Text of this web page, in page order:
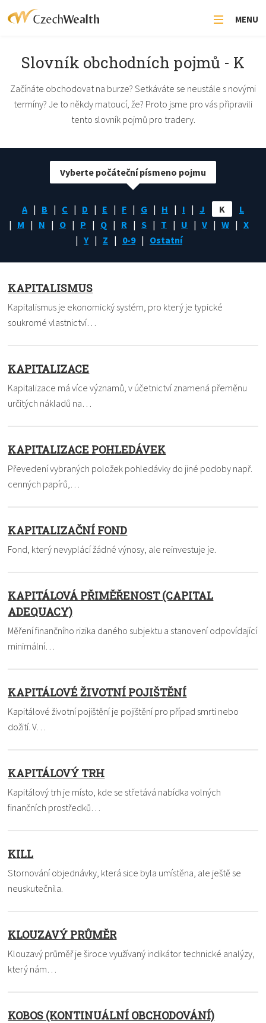
MENU
Slovník obchodních pojmů - K
Začínáte obchodovat na burze? Setkáváte se neustále s novými
termíny? Je to někdy matoucí, že? Proto jsme pro vás připravili
tento slovník pojmů pro tradery.
A B C D E F G H I J K
L
M
N O P Q R S T U V W
X
Y
Z 0-9 Ostatní
Vyberte počáteční písmeno pojmu
KAPITALISMUS
Kapitalismus je ekonomický systém, pro který je typické
soukromé vlastnictví…
KAPITALIZACE
Kapitalizace má více významů, v účetnictví znamená přeměnu
určitých nákladů na…
KAPITALIZACE POHLEDÁVEK
Převedení vybraných položek pohledávky do jiné podoby např.
cenných papírů,…
KAPITALIZAČNÍ FOND
Fond, který nevyplácí žádné výnosy, ale reinvestuje je.
KAPITÁLOVÁ PŘIMĚŘENOST (CAPITAL
ADEQUACY)
Měření finančního rizika daného subjektu a stanovení odpovídající
minimální…
KAPITÁLOVÉ ŽIVOTNÍ POJIŠTĚNÍ
Kapitálové životní pojištění je pojištění pro případ smrti nebo
dožití. V…
KAPITÁLOVÝ TRH
Kapitálový trh je místo, kde se střetává nabídka volných
finančních prostředků…
KILL
Stornování objednávky, která sice byla umístěna, ale ještě se
neuskutečnila.
KLOUZAVÝ PRŮMĚR
Klouzavý průměř je široce využívaný indikátor technické analýzy,
který nám…
KOBOS (KONTINUÁLNÍ OBCHODOVÁNÍ)